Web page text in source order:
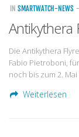
IN SMARTWATCH-NEWS
Antikythera
Die Antikythera
Fabio Pietroboni,
noch bis zum 2.
Weiterlesen